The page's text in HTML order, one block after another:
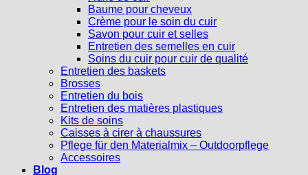
Baume pour cheveux
Crème pour le soin du cuir
Savon pour cuir et selles
Entretien des semelles en cuir
Soins du cuir pour cuir de qualité
Entretien des baskets
Brosses
Entretien du bois
Entretien des matières plastiques
Kits de soins
Caisses à cirer à chaussures
Pflege für den Materialmix – Outdoorpflege
Accessoires
Blog